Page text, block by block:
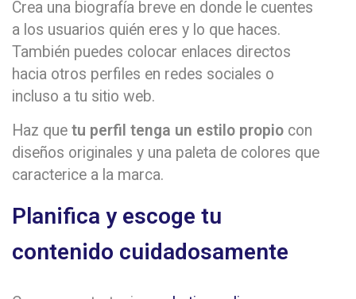
Crea una biografía breve en donde le cuentes
a los usuarios quién eres y lo que haces.
También puedes colocar enlaces directos
hacia otros perfiles en redes sociales o
incluso a tu sitio web.
Haz que tu perfil tenga un estilo propio con
diseños originales y una paleta de colores que
caracterice a la marca.
Planifica y escoge tu
contenido cuidadosamente